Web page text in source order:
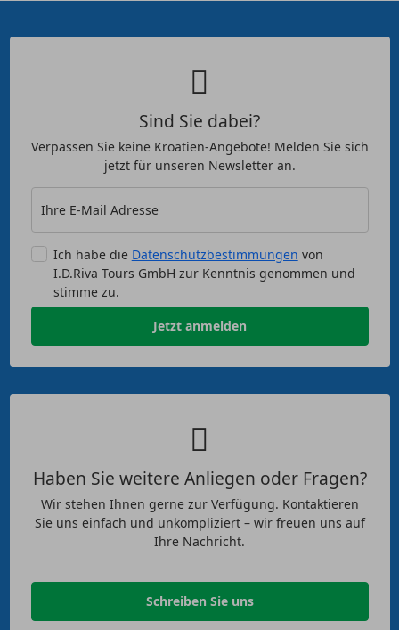
Sind Sie dabei?
Verpassen Sie keine Kroatien-Angebote! Melden Sie sich
jetzt für unseren Newsletter an.
Ihre E-Mail Adresse
Ich habe die Datenschutzbestimmungen von
I.D.Riva Tours GmbH zur Kenntnis genommen und
stimme zu.
Jetzt anmelden
Haben Sie weitere Anliegen oder Fragen?
Wir stehen Ihnen gerne zur Verfügung. Kontaktieren
Sie uns einfach und unkompliziert – wir freuen uns auf
Ihre Nachricht.
Schreiben Sie uns